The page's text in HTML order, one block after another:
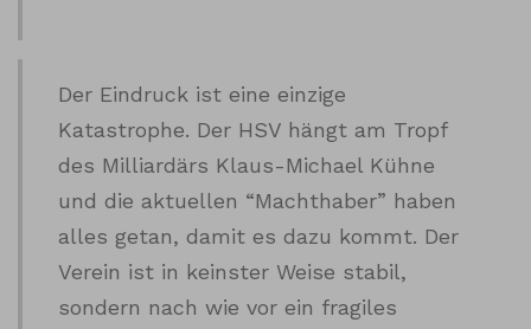
Der Eindruck ist eine einzige
Katastrophe. Der HSV hängt am Tropf
des Milliardärs Klaus-Michael Kühne
und die aktuellen “Machthaber” haben
alles getan, damit es dazu kommt. Der
Verein ist in keinster Weise stabil,
sondern nach wie vor ein fragiles